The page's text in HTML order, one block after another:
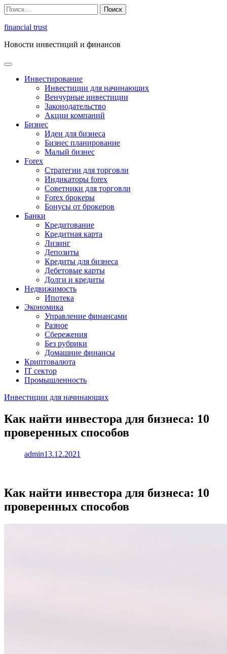
Перейти
к
содержимому
Найти:
financial trust
Новости инвестиций и финансов
Инвестирование
Инвестиции для начинающих
Венчурные инвестиции
Законодательство
Акции компаний
Бизнес
Идеи для бизнеса
Бизнес планирование
Малый бизнес
Forex
Стратегии для торговли
Индикаторы forex
Советники для торговли
Forex брокеры
Бонусы от брокеров
Банки
Кредитование
Кредитная карта
Лизинг
Депозиты
Кредиты для бизнеса
Дебетовые карты
Долги и кредиты
Недвижимость
Ипотека
Экономика
Управление финансами
Разное
Сбережения
Без рубрики
Домашние финансы
Криптовалюта
IT сектор
Промышленность
Инвестиции для начинающих
Как найти инвестора для бизнеса: 10
проверенных способов
admin13.12.2021
Как найти инвестора для бизнеса: 10
проверенных способов